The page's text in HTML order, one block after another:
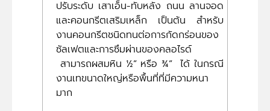
ปรับระดับ เสาเอ็น-ทับหลัง ถนน ลานจอด
และคอนกรีตเสริมเหล็ก เป็นต้น สำหรับ
งานคอนกรีตชนิดทนต่อการกัดกร่อนของ
ซัลเฟตและการซึมผ่านของคลอไรด์
สามารถผสมหิน ½” หรือ ¾” ได้ ในกรณี
งานเทขนาดใหญ่หรือพื้นที่ที่มีความหนา
มาก